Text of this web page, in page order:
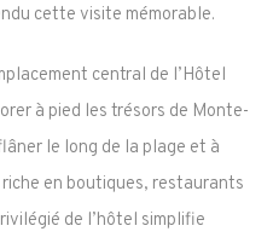
cette visite mémorable.
central de l’Hôtel
à pied les trésors de Monte-
le long de la plage et à
en boutiques, restaurants
de l’hôtel simplifie